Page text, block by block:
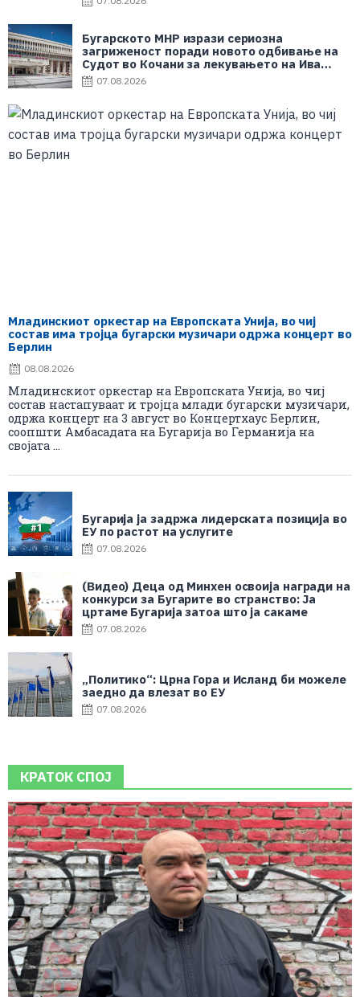
Бугарското МНР изрази сериозна
загриженост поради новото одбивање на
Судот во Кочани за лекувањето на Ива
Михаилова
07.08.2026
Младинскиот оркестар на Европската Унија, во чиј
состав има тројца бугарски музичари одржа концерт во
Берлин
08.08.2026
Младинскиот оркестар на Европската Унија, во чиј
состав настапуваат и тројца млади бугарски музичари,
одржа концерт на 3 август во Концертхаус Берлин,
соопшти Амбасадата на Бугарија во Германија на
својата ...
Бугарија ја задржа лидерската позиција во
ЕУ по растот на услугите
07.08.2026
(Видео) Деца од Минхен освоија награди на
конкурси за Бугарите во странство: Ја
цртаме Бугарија затоа што ја сакаме
07.08.2026
„Политико“: Црна Гора и Исланд би можеле
заедно да влезат во ЕУ
07.08.2026
КРАТОК СПОЈ